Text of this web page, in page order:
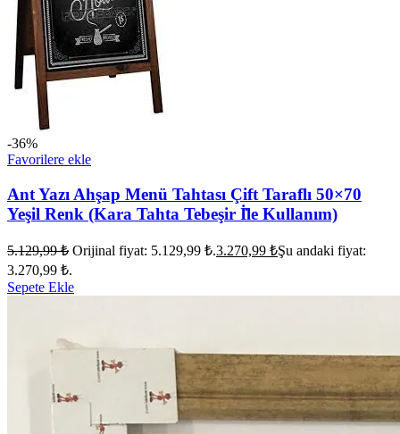
-36%
Favorilere ekle
Ant Yazı Ahşap Menü Tahtası Çift Taraflı 50×70
Yeşil Renk (Kara Tahta Tebeşir İ̇le Kullanım)
5.129,99₺ Orijinal fiyat: 5.129,99 ₺.3.270,99 ₺Şu andaki fiyat:
3.270,99 ₺.
Sepete Ekle